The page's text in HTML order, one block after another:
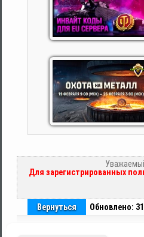
Для зарегистрированных
Вернуться Обновлено: